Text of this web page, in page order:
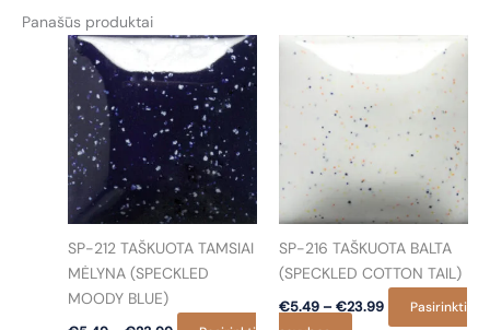
Panašūs produktai
SP-212 TAŠKUOTA TAMSIAI
MĖLYNA (SPECKLED
MOODY BLUE)
SP-216 TAŠKUOTA BALTA
(SPECKLED COTTON TAIL)
€5.49 – €23.99PricePasirinkti